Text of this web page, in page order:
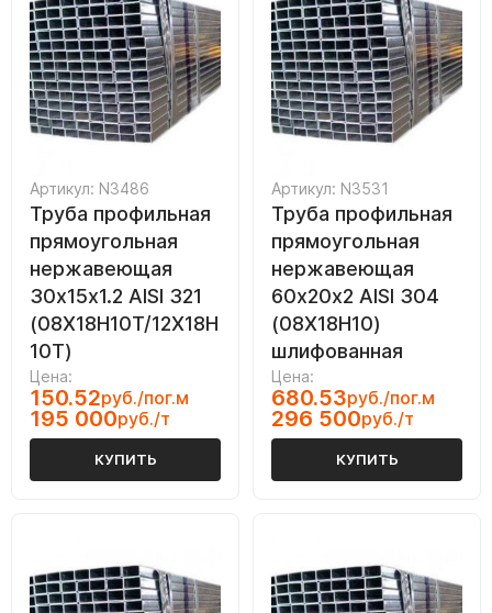
Артикул: N3486
Труба профильная
прямоугольная
нержавеющая
30х15х1.2 AISI 321
(08Х18Н10Т/12Х18Н
10Т)
Цена:
150.52руб./пог.м
195 000руб./т
КУПИТЬ
Артикул: N3531
Труба профильная
прямоугольная
нержавеющая
60х20х2 AISI 304
(08Х18Н10)
шлифованная
Цена:
680.53руб./пог.м
296 500руб./т
КУПИТЬ